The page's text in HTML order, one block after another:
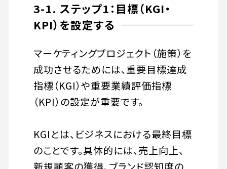
3-1. ステップ1：目標（KGI・
KPI）を設定する
マーケティングプロジェクト（施策）を
成功させるためには、重要目標達成
指標（KGI）や重要業績評価指標
（KPI）の設定が重要です。
KGIとは、ビジネスにおける最終目標
のことです。具体的には、売上向上、